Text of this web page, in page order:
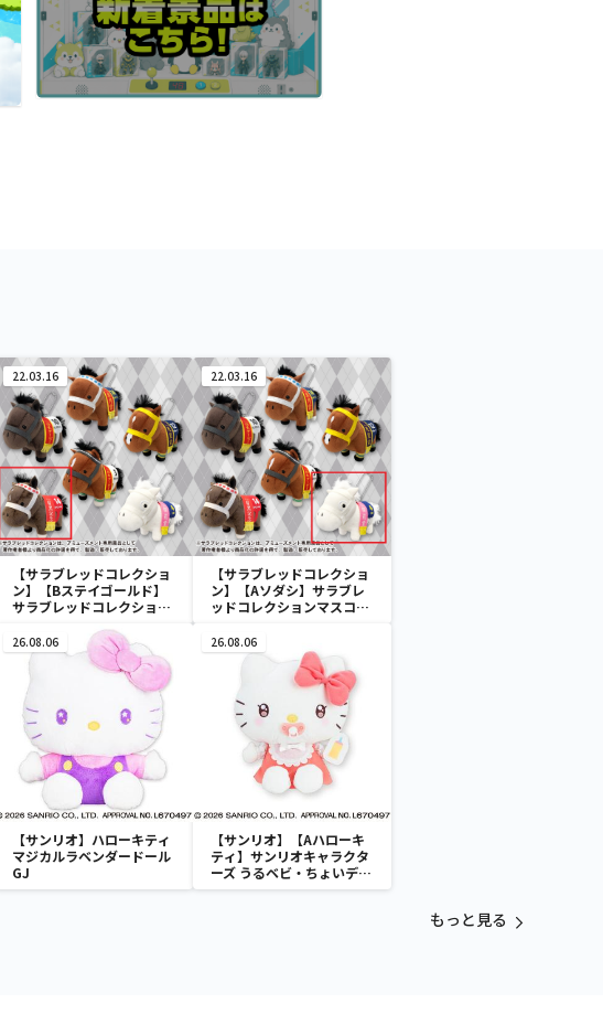
22.03.16
【サラブレッドコレクショ
ン】【Bステイゴールド】
サラブレッドコレクション
22.03.16
【サラブレッドコレクショ
ン】【Aソダシ】サラブレ
ッドコレクションマスコッ
26.08.06
【サンリオ】ハローキティ
マジカルラベンダードール
GJ
26.08.06
【サンリオ】【Aハローキ
ティ】サンリオキャラクタ
ーズ うるベビ・ちょいデカ
ドール
もっと見る